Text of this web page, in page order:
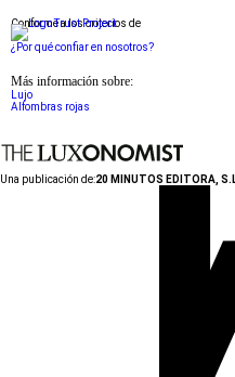
Conforme a los criterios de
¿Por qué confiar en nosotros?
Más información sobre:
Lujo
Alfombras rojas
Una publicación de:20 MINUTOS EDITORA,